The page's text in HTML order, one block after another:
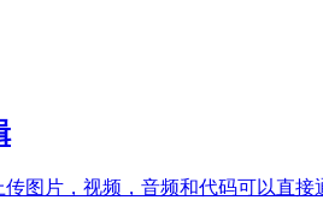
传图片，视频，音频和代码可以